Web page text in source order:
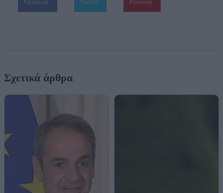
Facebook Twitter Pinterest
Σχετικά άρθρα